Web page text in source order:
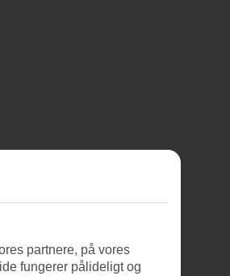
partnere, på vores
fungerer pålideligt og